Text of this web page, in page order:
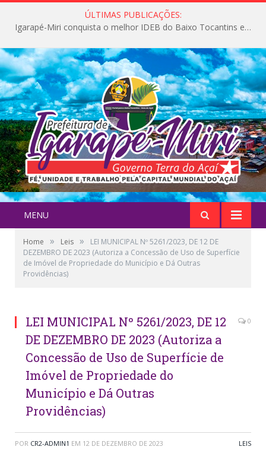
ÚLTIMAS PUBLICAÇÕES:
Igarapé-Miri conquista o melhor IDEB do Baixo Tocantins e avança na qualidade da educação pública
MENU
Home » Leis »
LEI MUNICIPAL Nº 5261/2023, DE 12 DE
DEZEMBRO DE 2023 (Autoriza a Concessão de Uso de Superfície
de Imóvel de Propriedade do Município e Dá Outras
Providências)
LEI MUNICIPAL Nº 5261/2023, DE 12
DE DEZEMBRO DE 2023 (Autoriza a
Concessão de Uso de Superfície de
Imóvel de Propriedade do
Município e Dá Outras
Providências)
0
POR CR2-ADMIN1 EM 12 DE DEZEMBRO DE 2023 LEIS